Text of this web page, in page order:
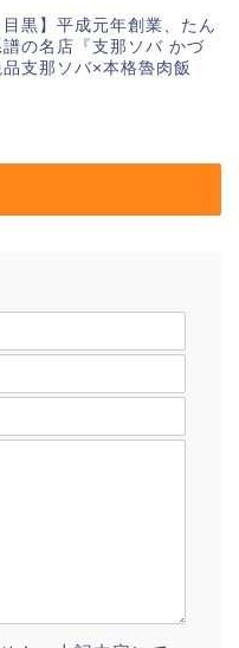
目黒】平成元年創業、たん
譜の名店『支那ソバ かづ
支那ソバ×本格魯肉飯
プロフィール